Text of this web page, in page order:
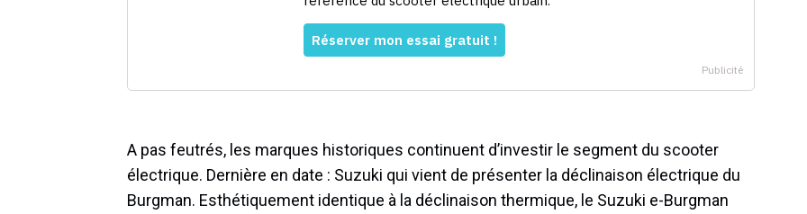
A pas feutrés, les marques historiques continuent d’investir le segment du scooter
électrique. Dernière en date : Suzuki qui vient de présenter la déclinaison électrique du
Burgman. Esthétiquement identique à la déclinaison thermique, le Suzuki e-Burgman